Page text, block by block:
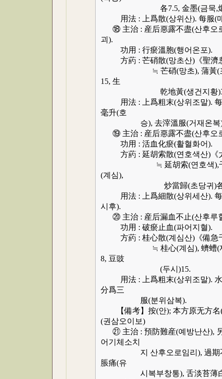
各7.5, 金墨(금묵,煅
用法 : 上爲散(상위산). 每服(
⑱ 主治 : 産后惡露不盡(산후오
괴).
功用 : 行瘀溫胞(행어온포).
方葯 : 芒硝散(망초산)《聖濟
≒ 芒硝(망초), 蒲黃(포황),
15, 生
乾地黃(생건지황)30, 炒
用法 : 上爲粗末(상위조말). 每
毫升(호
승), 去滓溫服(거재온복
⑲ 主治 : 産后惡露不盡(산후오
功用 : 活血化瘀(활혈화어).
方葯 : 延胡索散(연호색산)《
≒ 延胡索(연호색),干漆(간
(계심),
炒當歸(초당귀)各
用法 : 上爲細散(상위세산). 每
시후).
⑳ 主治 : 産后漏血不止(산후루
功用 : 破瘀止血(파어지혈).
方葯 : 桂心散(계심산)《備急
≒ 桂心(계심), 蠐螬(제조)各
8, 豆豉
(두시)15.
用法 : 上爲粗末(상위조말). 水(
分爲三
服(분위삼복).
【備考】按(안); 本方原无方名(
(권삼오이보)
㉑ 主治 : 預防難産(예방난산),
어기체소치
지 산후오로임리), 過期不盡(
脹痛(유
시복부창통), 舌淡苔薄白(